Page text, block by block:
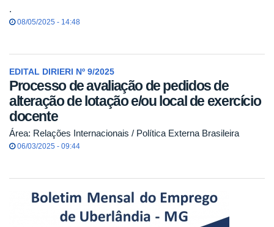
.
08/05/2025 - 14:48
EDITAL DIRIERI Nº 9/2025
Processo de avaliação de pedidos de
alteração de lotação e/ou local de exercício
docente
Área: Relações Internacionais / Política Externa Brasileira
06/03/2025 - 09:44